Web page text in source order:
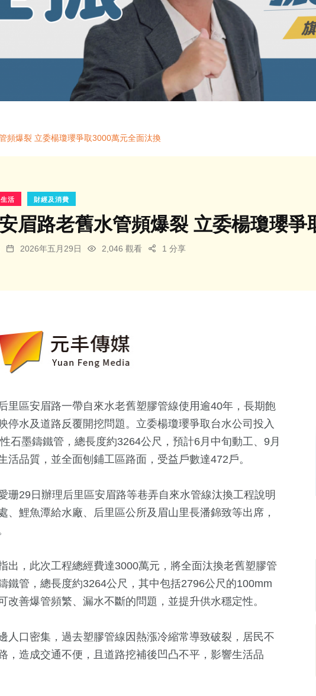
頻爆裂 立委楊瓊瓔爭取3000萬元全面汰換
生活 財經及消費
眉路老舊水管頻爆裂 立委楊瓊瓔
2026年五月29日 2,046 觀看 1 分享
里區安眉路一帶自來水老舊塑膠管線使用逾40年，長期飽
停水及道路反覆開挖問題。立委楊瓊瓔爭取台水公司投入
石墨鑄鐵管，總長度約3264公尺，預計6月中旬動工、9月
活品質，並全面刨鋪工區路面，受益戶數達472戶。
珊29日辦理后里區安眉路等巷弄自來水管線汰換工程說明
、鯉魚潭給水廠、后里區公所及眉山里長潘錦致等出席，
出，此次工程總經費達3000萬元，將全面汰換老舊塑膠管
鐵管，總長度約3264公尺，其中包括2796公尺的100mm
改善爆管頻繁、漏水不斷的問題，並提升供水穩定性。
人口密集，過去塑膠管線因熱漲冷縮常導致破裂，居民不
，造成交通不便，且道路挖補後凹凸不平，影響生活品
9184+
生活
375+
影視
7+
2023金鐘獎
2757+
財經及消費
3883+
綜合
56+
綜藝
3792
401+
美食
64+
演唱會
1919